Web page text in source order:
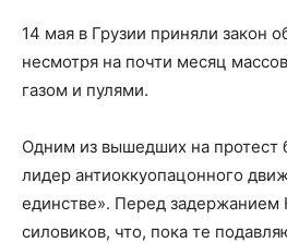
14 мая в Грузии приняли закон
несмотря на почти месяц
газом и пулями.
Одним из вышедших на протест
лидер антиоккуопацонного
единстве». Перед задержанием
силовиков, что, пока те